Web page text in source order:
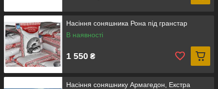
Насіння соняшника Рона під гранстар
В наявності
1 550 ₴
Насіння соняшнику Армагедон, Екстра